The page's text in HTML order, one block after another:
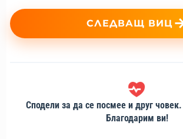
СЛЕДВАЩ ВИЦ
Сподели за да се посмее и друг
Благодарим ви!